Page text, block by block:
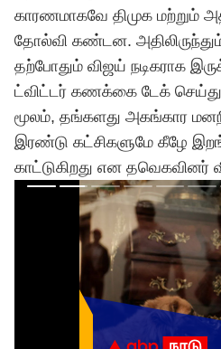
காரணமாகவே திமுக மற்றும்
தோல்வி கண்டன.
தற்போதும் விஜய் நடிகராக
ட்விட்டர் கணக்கை டேக் செய்து
மூலம், தங்களது அகங்கார
இரண்டு கட்சிகளுமே கீழே
காட்டுகிறது என தவெகவினர்